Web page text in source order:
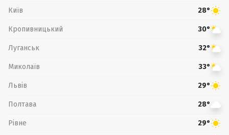
Київ 28°
Кропивницький 30°
Луганськ 32°
Миколаїв 33°
Львів 29°
Полтава 28°
Рівне 29°